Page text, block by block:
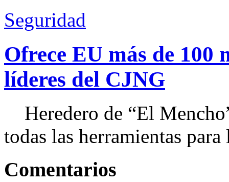
Seguridad
Ofrece EU más de 100
líderes del CJNG
Heredero de “El
todas las herramientas
Comentarios